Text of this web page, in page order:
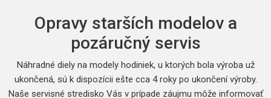
Opravy starších modelov a
pozáručný servis
Náhradné diely na modely hodiniek, u ktorých bola výroba už
ukončená, sú k dispozícii ešte cca 4 roky po ukončení výroby.
Naše servisné stredisko Vás v prípade záujmu môže informovať